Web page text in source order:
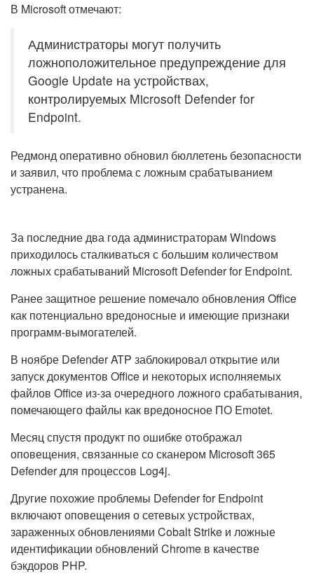
В Microsoft отмечают:
Администраторы могут получить
ложноположительное предупреждение для
Google Update на устройствах,
контролируемых Microsoft Defender for
Endpoint.
Редмонд оперативно обновил бюллетень безопасности
и заявил, что проблема с ложным срабатыванием
устранена.
За последние два года администраторам Windows
приходилось сталкиваться с большим количеством
ложных срабатываний Microsoft Defender for Endpoint.
Ранее защитное решение помечало обновления Office
как потенциально вредоносные и имеющие признаки
программ-вымогателей.
В ноябре Defender ATP заблокировал открытие или
запуск документов Office и некоторых исполняемых
файлов Office из-за очередного ложного срабатывания,
помечающего файлы как вредоносное ПО Emotet.
Месяц спустя продукт по ошибке отображал
оповещения, связанные со сканером Microsoft 365
Defender для процессов Log4j.
Другие похожие проблемы Defender for Endpoint
включают оповещения о сетевых устройствах,
зараженных обновлениями Cobalt Strike и ложные
идентификации обновлений Chrome в качестве
бэкдоров PHP.